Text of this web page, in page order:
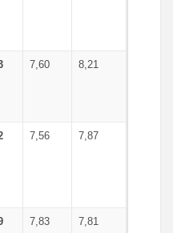
7,60 8,21
7,56 7,87
7,83 7,81